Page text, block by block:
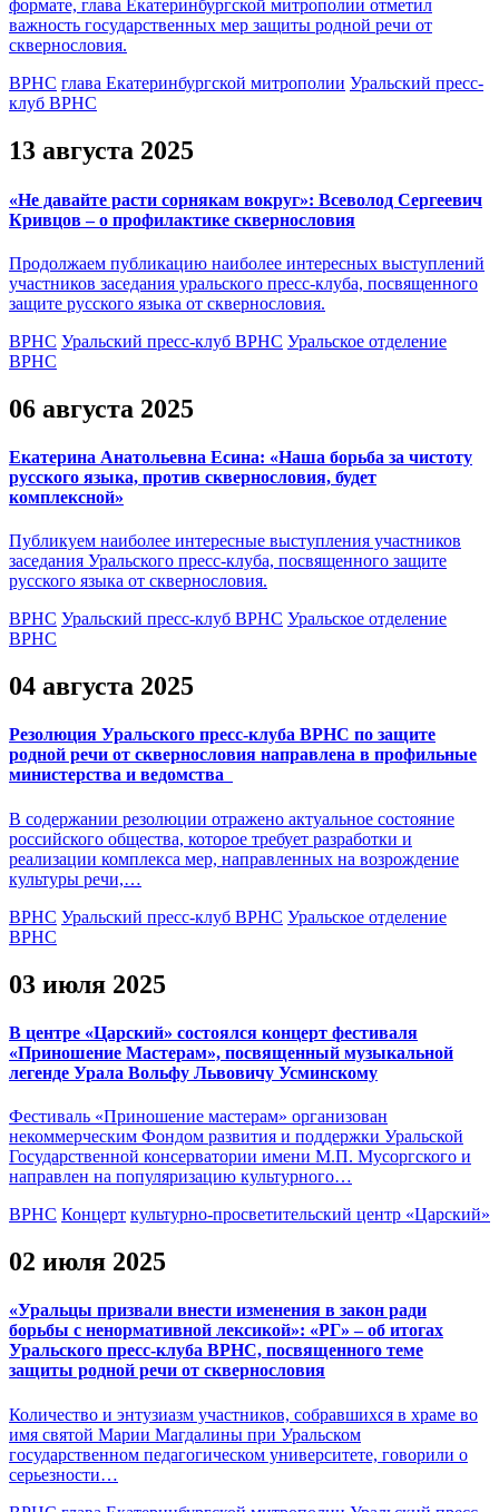
формате, глава Екатеринбургской митрополии отметил
важность государственных мер защиты родной речи от
сквернословия.
ВРНС глава Екатеринбургской митрополии Уральский пресс-
клуб ВРНС
13 августа 2025
«Не давайте расти сорнякам вокруг»: Всеволод Сергеевич
Кривцов – о профилактике сквернословия
Продолжаем публикацию наиболее интересных выступлений
участников заседания уральского пресс-клуба, посвященного
защите русского языка от сквернословия.
ВРНС Уральский пресс-клуб ВРНС Уральское отделение
ВРНС
06 августа 2025
Екатерина Анатольевна Есина: «Наша борьба за чистоту
русского языка, против сквернословия, будет
комплексной»
Публикуем наиболее интересные выступления участников
заседания Уральского пресс-клуба, посвященного защите
русского языка от сквернословия.
ВРНС Уральский пресс-клуб ВРНС Уральское отделение
ВРНС
04 августа 2025
Резолюция Уральского пресс-клуба ВРНС по защите
родной речи от сквернословия направлена в профильные
министерства и ведомства
В содержании резолюции отражено актуальное состояние
российского общества, которое требует разработки и
реализации комплекса мер, направленных на возрождение
культуры речи,…
ВРНС Уральский пресс-клуб ВРНС Уральское отделение
ВРНС
03 июля 2025
В центре «Царский» состоялся концерт фестиваля
«Приношение Мастерам», посвященный музыкальной
легенде Урала Вольфу Львовичу Усминскому
Фестиваль «Приношение мастерам» организован
некоммерческим Фондом развития и поддержки Уральской
Государственной консерватории имени М.П. Мусоргского и
направлен на популяризацию культурного…
ВРНС Концерт культурно-просветительский центр «Царский»
02 июля 2025
«Уральцы призвали внести изменения в закон ради
борьбы с ненормативной лексикой»: «РГ» – об итогах
Уральского пресс-клуба ВРНС, посвященного теме
защиты родной речи от сквернословия
Количество и энтузиазм участников, собравшихся в храме во
имя святой Марии Магдалины при Уральском
государственном педагогическом университете, говорили о
серьезности…